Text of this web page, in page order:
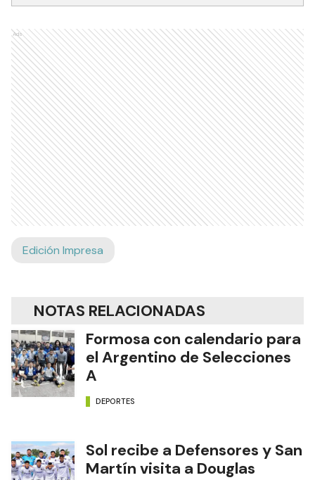
Ads
Edición Impresa
NOTAS RELACIONADAS
Formosa con calendario para
el Argentino de Selecciones
A
DEPORTES
Sol recibe a Defensores y San
Martín visita a Douglas